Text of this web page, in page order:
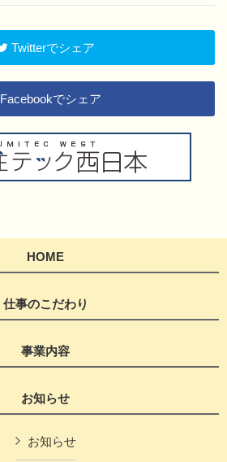
Twitterでシェア
Facebookでシェア
HOME
仕事のこだわり
事業内容
お知らせ
お知らせ